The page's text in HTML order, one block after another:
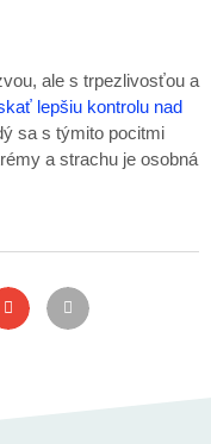
ale s trpezlivosťou a
lepšiu kontrolu nad
sa s týmito pocitmi
a strachu je osobná